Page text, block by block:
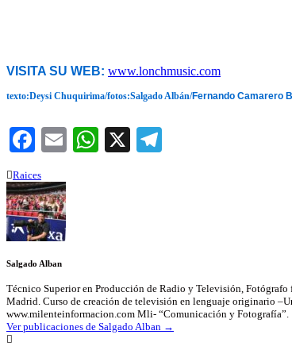
VISITA SU WEB: www.lonchmusic.com
texto:Deysi Chuquirima/fotos:Salgado Albán/Fernando Camarero
Facebook
EmailWhatsApp
X
Raices
Salgado Alban
Técnico Superior en Producción de Radio y Televisión,
Madrid. Curso de creación de televisión en lenguaje originario
www.milenteinformacion.com Mli- “Comunicación y Fotografía”.
Ver publicaciones de Salgado Alban →